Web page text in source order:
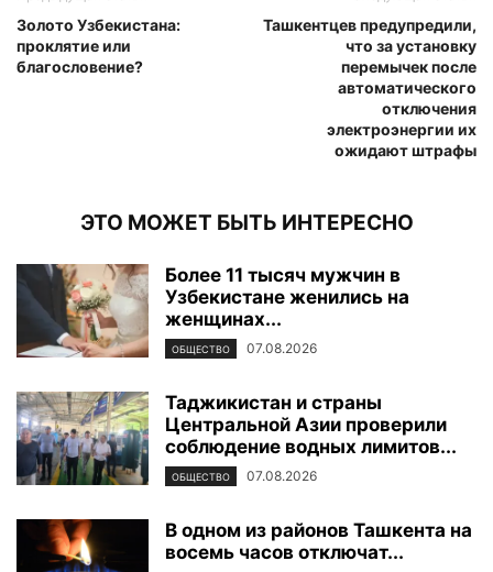
Золото Узбекистана:
проклятие или
благословение?
Ташкентцев предупредили,
что за установку
перемычек после
автоматического
отключения
электроэнергии их
ожидают штрафы
ЭТО МОЖЕТ БЫТЬ ИНТЕРЕСНО
Более 11 тысяч мужчин в
Узбекистане женились на
женщинах...
ОБЩЕСТВО 07.08.2026
Таджикистан и страны
Центральной Азии проверили
соблюдение водных лимитов...
ОБЩЕСТВО 07.08.2026
В одном из районов Ташкента на
восемь часов отключат...